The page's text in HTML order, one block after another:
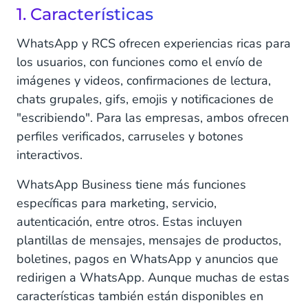
1. Características
WhatsApp y RCS ofrecen experiencias ricas para
los usuarios, con funciones como el envío de
imágenes y videos, confirmaciones de lectura,
chats grupales, gifs, emojis y notificaciones de
"escribiendo". Para las empresas, ambos ofrecen
perfiles verificados, carruseles y botones
interactivos.
WhatsApp Business tiene más funciones
específicas para marketing, servicio,
autenticación, entre otros. Estas incluyen
plantillas de mensajes, mensajes de productos,
boletines, pagos en WhatsApp y anuncios que
redirigen a WhatsApp. Aunque muchas de estas
características también están disponibles en